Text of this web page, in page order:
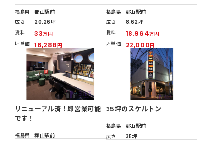
福島県
郡山駅前
広さ
20.26坪
賃料
33万円
坪単価 16,288円
福島県
郡山駅前
広さ
8.62坪
賃料
18.964万円
坪単価
22,000円
リニューアル済！即営業可能
です！
福島県
郡山駅前
35坪のスケルトン
福島県
郡山駅前
広さ
35坪